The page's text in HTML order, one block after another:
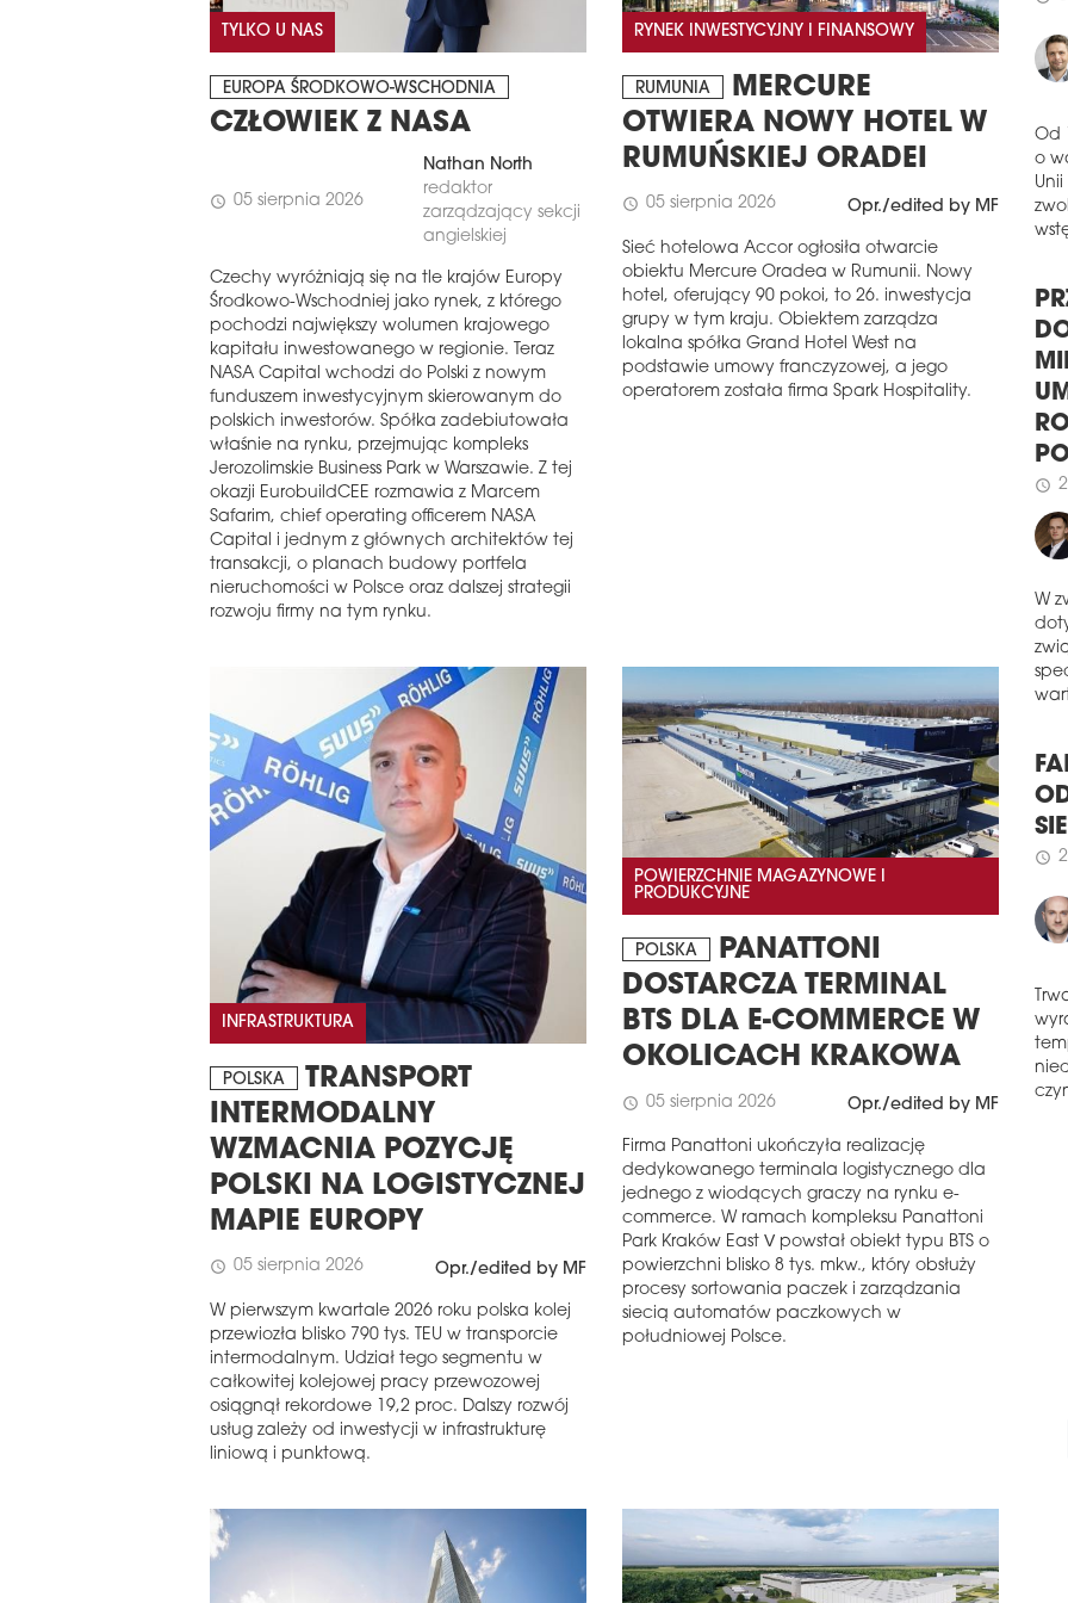
TYLKO U NAS
EUROPA ŚRODKOWO-WSCHODNIA
CZŁOWIEK Z NASA
schedule 05 sierpnia 2026
Nathan North
redaktor
zarządzający sekcji
angielskiej
Czechy wyróżniają się na tle krajów Europy
Środkowo-Wschodniej jako rynek, z którego
pochodzi największy wolumen krajowego
kapitału inwestowanego w regionie. Teraz
NASA Capital wchodzi do Polski z nowym
funduszem inwestycyjnym skierowanym do
polskich inwestorów. Spółka zadebiutowała
właśnie na rynku, przejmując kompleks
Jerozolimskie Business Park w Warszawie. Z tej
okazji EurobuildCEE rozmawia z Marcem
Safarim, chief operating officerem NASA
Capital i jednym z głównych architektów tej
transakcji, o planach budowy portfela
nieruchomości w Polsce oraz dalszej strategii
rozwoju firmy na tym rynku.
RYNEK INWESTYCYJNY I FINANSOWY
RUMUNIA
MERCURE
OTWIERA NOWY HOTEL W
RUMUŃSKIEJ ORADEI
schedule 05 sierpnia 2026 Opr./edited by MF
Sieć hotelowa Accor ogłosiła otwarcie
obiektu Mercure Oradea w Rumunii. Nowy
hotel, oferujący 90 pokoi, to 26. inwestycja
grupy w tym kraju. Obiektem zarządza
lokalna spółka Grand Hotel West na
podstawie umowy franczyzowej, a jego
operatorem została firma Spark Hospitality.
INFRASTRUKTURA
POLSKA
TRANSPORT
INTERMODALNY
WZMACNIA POZYCJĘ
POLSKI NA LOGISTYCZNEJ
MAPIE EUROPY
schedule 05 sierpnia 2026 Opr./edited by MF
W pierwszym kwartale 2026 roku polska kolej
przewiozła blisko 790 tys. TEU w transporcie
intermodalnym. Udział tego segmentu w
całkowitej kolejowej pracy przewozowej
osiągnął rekordowe 19,2 proc. Dalszy rozwój
usług zależy od inwestycji w infrastrukturę
liniową i punktową.
POWIERZCHNIE MAGAZYNOWE I
PRODUKCYJNE
POLSKA
PANATTONI
DOSTARCZA TERMINAL
BTS DLA E-COMMERCE W
OKOLICACH KRAKOWA
schedule 05 sierpnia 2026 Opr./edited by MF
Firma Panattoni ukończyła realizację
dedykowanego terminala logistycznego dla
jednego z wiodących graczy na rynku e-
commerce. W ramach kompleksu Panattoni
Park Kraków East V powstał obiekt typu BTS o
powierzchni blisko 8 tys. mkw., który obsłuży
procesy sortowania paczek i zarządzania
siecią automatów paczkowych w
południowej Polsce.
schedule
schedule
Na
schedule
TK
Od
o
schedule
W